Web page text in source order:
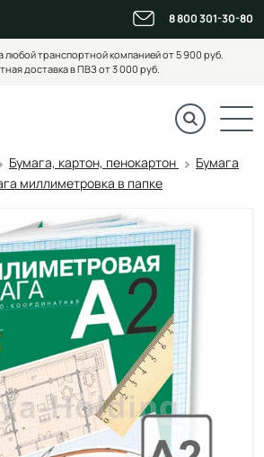
8 800 301-30-80
любой транспортной компанией от 5 900 руб.
доставка в ПВЗ от 3 000 руб.
Бумага, картон, пенокартон
Бумага
миллиметровка в папке